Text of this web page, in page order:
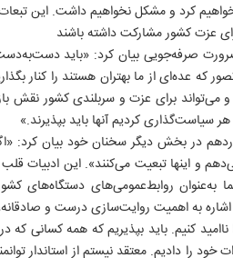
کرد و مشکل نخواهیم داشت. این
عزت کشور مشارکت داشته باشند
صرفه‌جویی بیان کرد: «باید
که عده‌ای از ما بهتران هستند را کنار
برای عزت و سربلندی کشور نقش بازی
سیاست‌گذاری کردیم آنها باید بپذیرند.»
در بخش دیگر سخنان خود بیان کرد:
و اینها تبعیت می‌کنند». این ادبیات
به‌عنوان روابط‌عمومی‌های دستگاه‌های
به اهمیت روایت‌سازی درست و
کنیم. باید بپذیریم که همه کسانی که
خود را دادیم. معتقد نیستم از استاندار